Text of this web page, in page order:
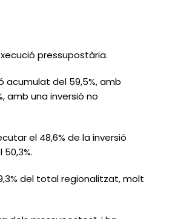
pressupostària.
acumulat del 59,5%, amb
amb una inversió no
el 48,6% de la inversió
del total regionalitzat, molt